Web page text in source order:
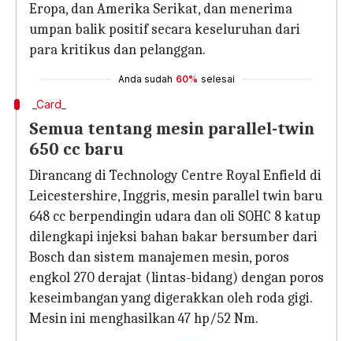
Eropa, dan Amerika Serikat, dan menerima
umpan balik positif secara keseluruhan dari
para kritikus dan pelanggan.
Anda sudah 60% selesai
_Card_
Semua tentang mesin parallel-twin
650 cc baru
Dirancang di Technology Centre Royal Enfield di
Leicestershire, Inggris, mesin parallel twin baru
648 cc berpendingin udara dan oli SOHC 8 katup
dilengkapi injeksi bahan bakar bersumber dari
Bosch dan sistem manajemen mesin, poros
engkol 270 derajat (lintas-bidang) dengan poros
keseimbangan yang digerakkan oleh roda gigi.
Mesin ini menghasilkan 47 hp/52 Nm.